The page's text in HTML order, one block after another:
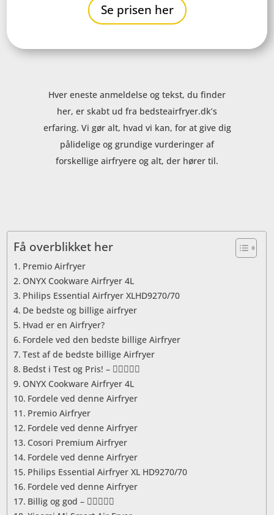
Se prisen her
Hver eneste anmeldelse og tekst, du finder
her, er skabt ud fra bedsteairfryer.dk’s
erfaring. Vi gør alt, hvad vi kan, for at give dig
pålidelige og grundige vurderinger af
forskellige airfryere og alt, der hører til.
Få overblikket her
Premio Airfryer
ONYX Cookware Airfryer 4L
Philips Essential Airfryer XLHD9270/70
De bedste og billige airfryer
Hvad er en Airfryer?
Fordele ved den bedste billige Airfryer
Test af de bedste billige Airfryer
Bedst i Test og Pris! – 
ONYX Cookware Airfryer 4L
Fordele ved denne Airfryer
Premio Airfryer
Fordele ved denne Airfryer
Cosori Premium Airfryer
Fordele ved denne Airfryer
Philips Essential Airfryer XL HD9270/70
Fordele ved denne Airfryer
Billig og god – 